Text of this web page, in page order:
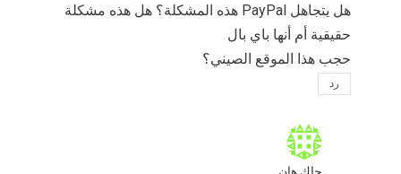
هل يتجاهل PayPal هذه المشكلة؟ هل هذه مشكلة
حقيقية أم أنها باي بال
حجب هذا الموقع الصيني؟
رد
جاك هان